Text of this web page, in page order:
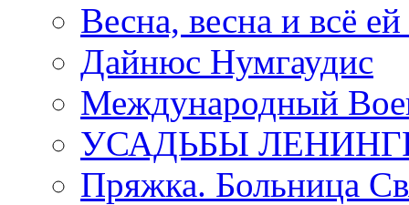
Весна, весна и всё
Дайнюс Нумгаудис
Международный
УСАДЬБЫ
Пряжка. Больница